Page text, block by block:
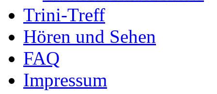
Trini-Treff
Hören und Sehen
FAQ
Impressum